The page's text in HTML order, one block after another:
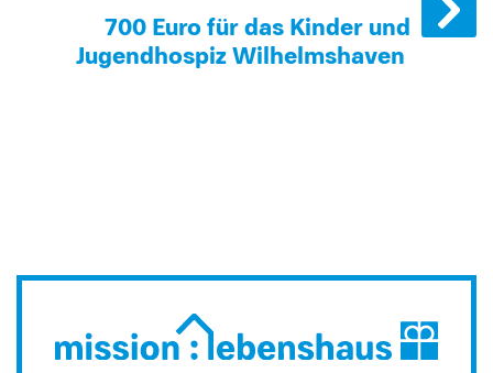
700 Euro für das Kinder und
Jugendhospiz Wilhelmshaven